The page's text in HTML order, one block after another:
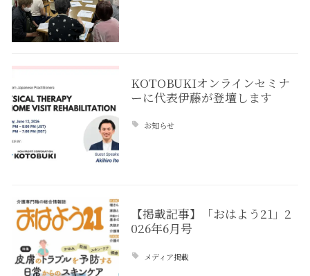
KOTOBUKIオンラインセミナ
ーに代表伊藤が登壇します
お知らせ
【掲載記事】「おはよう21」2
026年6月号
メディア掲載